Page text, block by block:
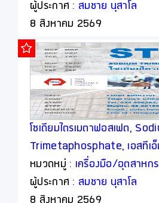
ผู้ประกาศ : สมชาย นุสาโล
8 สิงหาคม 2569
โซเดียมไตรเมตาฟอสเฟต,
Trimetaphosphate, เอสทีเ
เจือปนอาหาร, Food
หมวดหมู่ : เครื่องมือ/อุตสาหก
ผู้ประกาศ : สมชาย นุสาโล
8 สิงหาคม 2569